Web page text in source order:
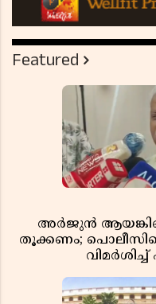
Featured
അർജുൻ
തൂക്കണം;